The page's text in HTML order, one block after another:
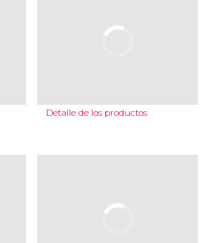
Detalle de los productos